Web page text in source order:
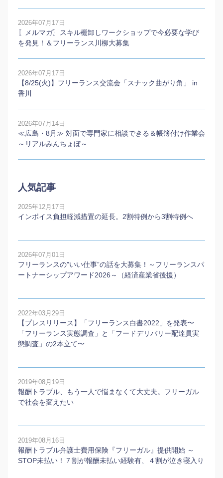
2026年07月17日
〖メルマガ〗スキル棚卸しワークショップで今必要な学び
を発見！＆フリーランス川柳大募集
2026年07月17日
【8/25(火)】フリーランス交流会「スナック曲がり角」 in
香川
2026年07月14日
≪広島・8月≫ 対面で専門家に相談できる＆帳簿付け作業会
～リアルみんちょぼ～
人気記事
2025年12月17日
インボイス負担軽減措置の延長。2割特例から3割特例へ
2026年07月01日
フリーランスの”いい仕事”の話を大募集！～フリーランスパ
ートナーシップアワード2026～（経済産業省後援）
2022年03月29日
【プレスリリース】「フリーランス白書2022」を発表〜
「フリーランス実態調査」と「フードデリバリー配達員実
態調査」の2本⽴て〜
2019年08月19日
報酬トラブル、もう一人で悩まなくて大丈夫。フリーガル
で社会を変えたい
2019年08月16日
報酬トラブル弁護士費用保険『フリーガル』提供開始 ～
STOP未払い！７割が報酬未払い経験有、４割が泣き寝入り